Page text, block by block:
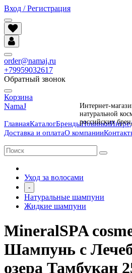
Вход / Регистрация
order@namaj.ru
+79959032617
Обратный звонок
Корзина
NamaJ
Интернет-
натуральной
российских
ГлавнаяКаталогБрендыНовинки
Доставка и оплатаО компании
Уход за волосами
-
Натуральные шампуни
Жидкие шампуни
MineralSPA
Шампунь с
озера Тамбукан